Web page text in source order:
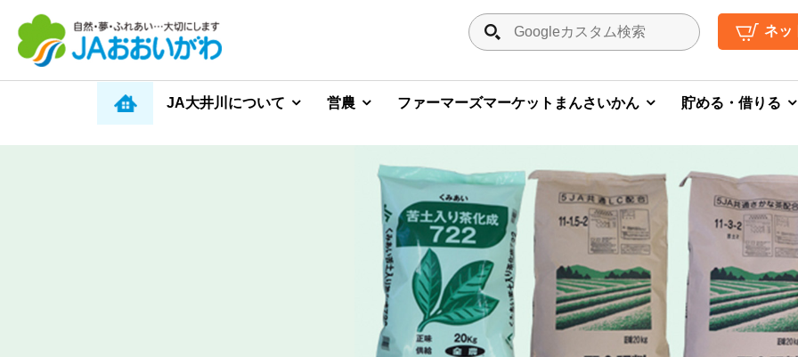
ネッ
JA大井川について 営農 ファーマーズマーケットまんさいかん 貯める・借りる